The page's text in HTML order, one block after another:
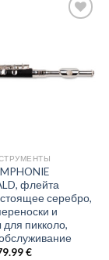
Wunschliste
флейта
серебро,
и
пикколо,
€Current